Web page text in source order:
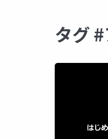
タグ